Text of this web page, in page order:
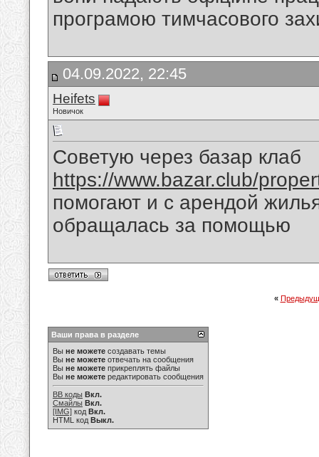
програмою тимчасового
04.09.2022, 22:45
Heifets
Новичок
Советую через базар клаб
https://www.bazar.club/
помогают и с арендой
обращалась за помощью
«
Ваши права в разделе
Вы не можете создавать темы
Вы не можете отвечать на сообщения
Вы не можете прикреплять файлы
Вы не можете редактировать сообщения
BB коды Вкл.
Смайлы Вкл.
[IMG] код Вкл.
HTML код Выкл.